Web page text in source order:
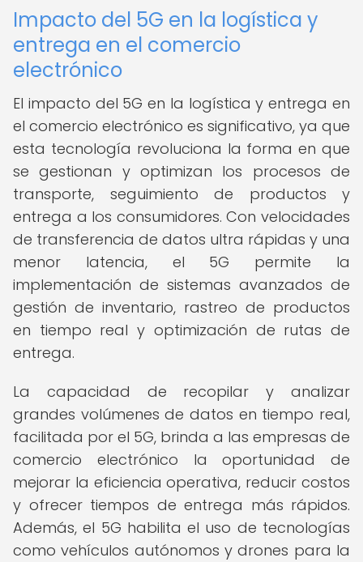
Impacto del 5G en la logística y
entrega en el comercio
electrónico
El impacto del 5G en la logística y entrega en
el comercio electrónico es significativo, ya que
esta tecnología revoluciona la forma en que
se gestionan y optimizan los procesos de
transporte, seguimiento de productos y
entrega a los consumidores. Con velocidades
de transferencia de datos ultra rápidas y una
menor latencia, el 5G permite la
implementación de sistemas avanzados de
gestión de inventario, rastreo de productos
en tiempo real y optimización de rutas de
entrega.
La capacidad de recopilar y analizar
grandes volúmenes de datos en tiempo real,
facilitada por el 5G, brinda a las empresas de
comercio electrónico la oportunidad de
mejorar la eficiencia operativa, reducir costos
y ofrecer tiempos de entrega más rápidos.
Además, el 5G habilita el uso de tecnologías
como vehículos autónomos y drones para la